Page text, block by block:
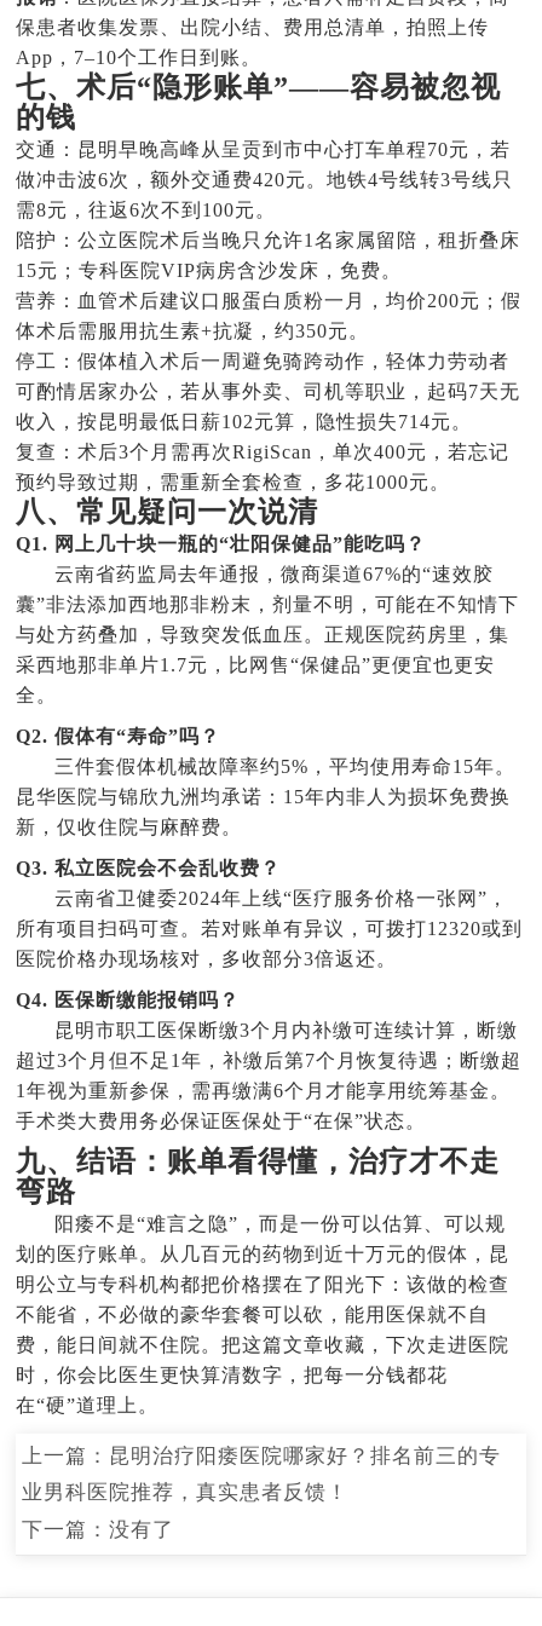
保患者收集发票、出院小结、费用总清单，拍照上传
App，7–10个工作日到账。
七、术后“隐形账单”——容易被忽视
的钱
交通：昆明早晚高峰从呈贡到市中心打车单程70元，若
做冲击波6次，额外交通费420元。地铁4号线转3号线只
需8元，往返6次不到100元。
陪护：公立医院术后当晚只允许1名家属留陪，租折叠床
15元；专科医院VIP病房含沙发床，免费。
营养：血管术后建议口服蛋白质粉一月，均价200元；假
体术后需服用抗生素+抗凝，约350元。
停工：假体植入术后一周避免骑跨动作，轻体力劳动者
可酌情居家办公，若从事外卖、司机等职业，起码7天无
收入，按昆明最低日薪102元算，隐性损失714元。
复查：术后3个月需再次RigiScan，单次400元，若忘记
预约导致过期，需重新全套检查，多花1000元。
八、常见疑问一次说清
Q1. 网上几十块一瓶的“壮阳保健品”能吃吗？
云南省药监局去年通报，微商渠道67%的“速效胶
囊”非法添加西地那非粉末，剂量不明，可能在不知情下
与处方药叠加，导致突发低血压。正规医院药房里，集
采西地那非单片1.7元，比网售“保健品”更便宜也更安
全。
Q2. 假体有“寿命”吗？
三件套假体机械故障率约5%，平均使用寿命15年。
昆华医院与锦欣九洲均承诺：15年内非人为损坏免费换
新，仅收住院与麻醉费。
Q3. 私立医院会不会乱收费？
云南省卫健委2024年上线“医疗服务价格一张网”，
所有项目扫码可查。若对账单有异议，可拨打12320或到
医院价格办现场核对，多收部分3倍返还。
Q4. 医保断缴能报销吗？
昆明市职工医保断缴3个月内补缴可连续计算，断缴
超过3个月但不足1年，补缴后第7个月恢复待遇；断缴超
1年视为重新参保，需再缴满6个月才能享用统筹基金。
手术类大费用务必保证医保处于“在保”状态。
九、结语：账单看得懂，治疗才不走
弯路
阳痿不是“难言之隐”，而是一份可以估算、可以规
划的医疗账单。从几百元的药物到近十万元的假体，昆
明公立与专科机构都把价格摆在了阳光下：该做的检查
不能省，不必做的豪华套餐可以砍，能用医保就不自
费，能日间就不住院。把这篇文章收藏，下次走进医院
时，你会比医生更快算清数字，把每一分钱都花
在“硬”道理上。
上一篇： 昆明治疗阳痿医院哪家好？排名前三的专
业男科医院推荐，真实患者反馈！
下一篇：没有了